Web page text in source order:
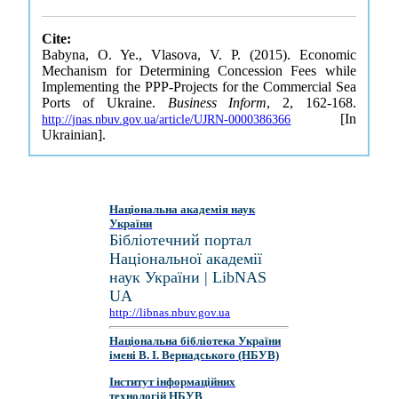
Cite:
Babyna, O. Ye., Vlasova, V. P. (2015). Economic
Mechanism for Determining Concession Fees while
Implementing the PPP-Projects for the Commercial Sea
Ports of Ukraine. Business Inform, 2, 162-168.
http://jnas.nbuv.gov.ua/article/UJRN-0000386366 [In
Ukrainian].
Національна академія наук
України
Бібліотечний портал
Національної академії
наук України | LibNAS
UA
http://libnas.nbuv.gov.ua
Національна бібліотека України
імені В. І. Вернадського (НБУВ)
Інститут інформаційних
технологій НБУВ